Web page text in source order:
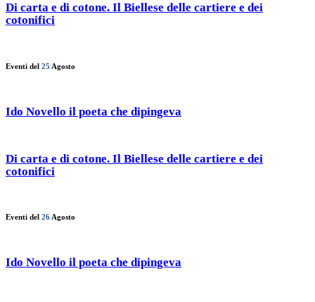
Di carta e di cotone. Il Biellese delle cartiere e dei
cotonifici
Eventi del 25 Agosto
Ido Novello il poeta che dipingeva
Di carta e di cotone. Il Biellese delle cartiere e dei
cotonifici
Eventi del 26 Agosto
Ido Novello il poeta che dipingeva